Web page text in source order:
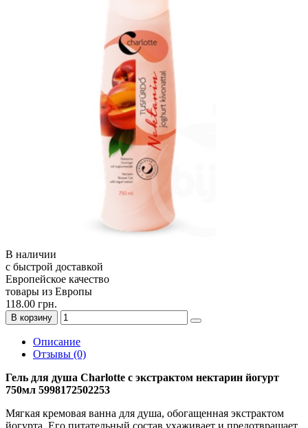
В наличии
с быстрой доставкой
Европейское качество
товары из Европы
118.00 грн.
В корзину
Описание
Отзывы (0)
Гель для душа Charlotte с экстрактом нектарин йогурт
750мл 5998172502253
Мягкая кремовая ванна для душа, обогащенная экстрактом
йогурта. Его питательный состав ухаживает и предотвращает